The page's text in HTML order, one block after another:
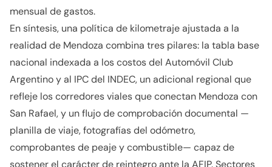
mensual de gastos.
En síntesis, una política de kilometraje ajustada a la
realidad de Mendoza combina tres pilares: la tabla base
nacional indexada a los costos del Automóvil Club
Argentino y al IPC del INDEC, un adicional regional que
refleje los corredores viales que conectan Mendoza con
San Rafael, y un flujo de comprobación documental —
planilla de viaje, fotografías del odómetro,
comprobantes de peaje y combustible— capaz de
sostener el carácter de reintegro ante la AFIP. Sectores